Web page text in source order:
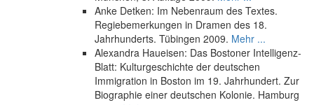
Anke Detken: Im Nebenraum des Textes.
Regiebemerkungen in Dramen des 18.
Jahrhunderts. Tübingen 2009. Mehr ...
Alexandra Haueisen: Das Bostoner Intelligenz-
Blatt: Kulturgeschichte der deutschen
Immigration in Boston im 19. Jahrhundert. Zur
Biographie einer deutschen Kolonie. Hamburg